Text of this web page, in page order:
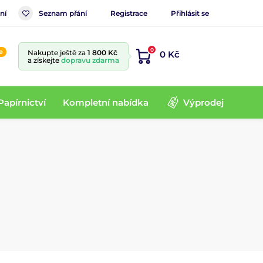
Seznam přání Registrace Přihlásit se
Nakupte ještě za 1 800 Kč
a získejte dopravu zdarma
0 0 Kč
Kompletní nabídka Výprodej